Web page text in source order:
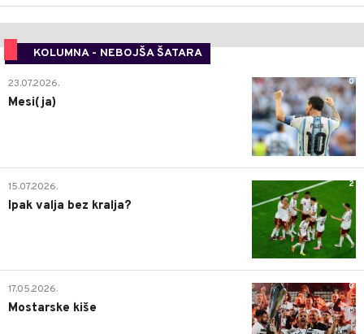
KOLUMNA - NEBOJŠA ŠATARA
0
23.07.2026.
Mesi(ja)
2
15.07.2026.
Ipak valja bez kralja?
0
17.05.2026.
Mostarske kiše